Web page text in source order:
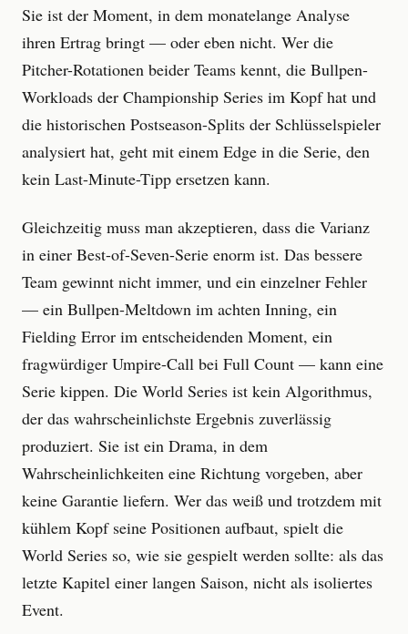
Sie ist der Moment, in dem monatelange Analyse
ihren Ertrag bringt — oder eben nicht. Wer die
Pitcher-Rotationen beider Teams kennt, die Bullpen-
Workloads der Championship Series im Kopf hat und
die historischen Postseason-Splits der Schlüsselspieler
analysiert hat, geht mit einem Edge in die Serie, den
kein Last-Minute-Tipp ersetzen kann.
Gleichzeitig muss man akzeptieren, dass die Varianz
in einer Best-of-Seven-Serie enorm ist. Das bessere
Team gewinnt nicht immer, und ein einzelner Fehler
— ein Bullpen-Meltdown im achten Inning, ein
Fielding Error im entscheidenden Moment, ein
fragwürdiger Umpire-Call bei Full Count — kann eine
Serie kippen. Die World Series ist kein Algorithmus,
der das wahrscheinlichste Ergebnis zuverlässig
produziert. Sie ist ein Drama, in dem
Wahrscheinlichkeiten eine Richtung vorgeben, aber
keine Garantie liefern. Wer das weiß und trotzdem mit
kühlem Kopf seine Positionen aufbaut, spielt die
World Series so, wie sie gespielt werden sollte: als das
letzte Kapitel einer langen Saison, nicht als isoliertes
Event.